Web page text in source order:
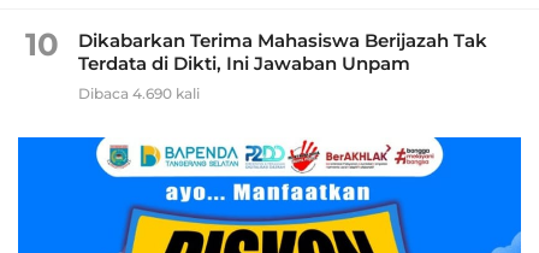
10
Dikabarkan Terima Mahasiswa Berijazah Tak
Terdata di Dikti, Ini Jawaban Unpam
Dibaca 4.690 kali